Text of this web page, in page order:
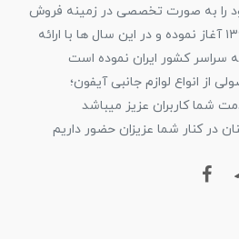
را به صورت تخصصی در زمینه فروش
لوازم جانبی موبایل از سال ۱۳۹۴ آغاز نموده و در این سال ها با ارائه
سراسر کشور ایران نموده است
از انواع لوازم جانبی آیفون؛
شما کاربران عزیز میباشد
در کنار شما عزیزان حضور داریم